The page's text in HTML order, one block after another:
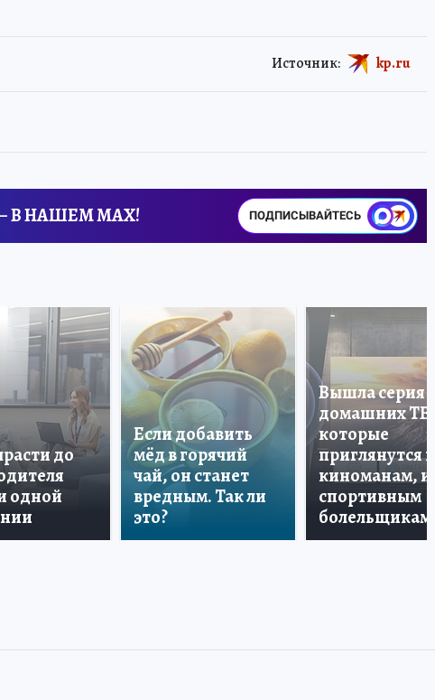
Источник: kp.ru
В НАШЕМ MAX! ПОДПИСЫВАЙТЕСЬ
до
одной
Если добавить
мёд в горячий
чай, он станет
вредным. Так ли
это?
Вышла серия
домашних ТВ,
которые
приглянутся и
киноманам, и
спортивным
болельщикам